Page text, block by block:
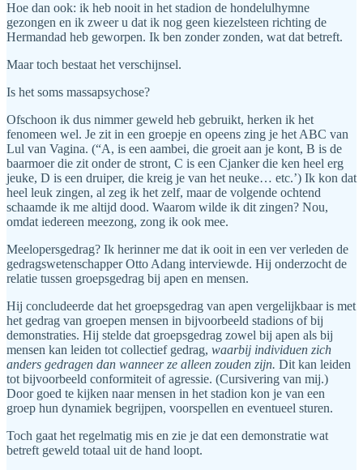
Hoe dan ook: ik heb nooit in het stadion de hondelulhymne
gezongen en ik zweer u dat ik nog geen kiezelsteen richting de
Hermandad heb geworpen. Ik ben zonder zonden, wat dat betreft.
Maar toch bestaat het verschijnsel.
Is het soms massapsychose?
Ofschoon ik dus nimmer geweld heb gebruikt, herken ik het
fenomeen wel. Je zit in een groepje en opeens zing je het ABC van
Lul van Vagina. (“A, is een aambei, die groeit aan je kont, B is de
baarmoer die zit onder de stront, C is een Cjanker die ken heel erg
jeuke, D is een druiper, die kreig je van het neuke… etc.’) Ik kon dat
heel leuk zingen, al zeg ik het zelf, maar de volgende ochtend
schaamde ik me altijd dood. Waarom wilde ik dit zingen? Nou,
omdat iedereen meezong, zong ik ook mee.
Meelopersgedrag? Ik herinner me dat ik ooit in een ver verleden de
gedragswetenschapper Otto Adang interviewde. Hij onderzocht de
relatie tussen groepsgedrag bij apen en mensen.
Hij concludeerde dat het groepsgedrag van apen vergelijkbaar is met
het gedrag van groepen mensen in bijvoorbeeld stadions of bij
demonstraties. Hij stelde dat groepsgedrag zowel bij apen als bij
mensen kan leiden tot collectief gedrag, waarbij individuen zich
anders gedragen dan wanneer ze alleen zouden zijn. Dit kan leiden
tot bijvoorbeeld conformiteit of agressie. (Cursivering van mij.)
Door goed te kijken naar mensen in het stadion kon je van een
groep hun dynamiek begrijpen, voorspellen en eventueel sturen.
Toch gaat het regelmatig mis en zie je dat een demonstratie wat
betreft geweld totaal uit de hand loopt.